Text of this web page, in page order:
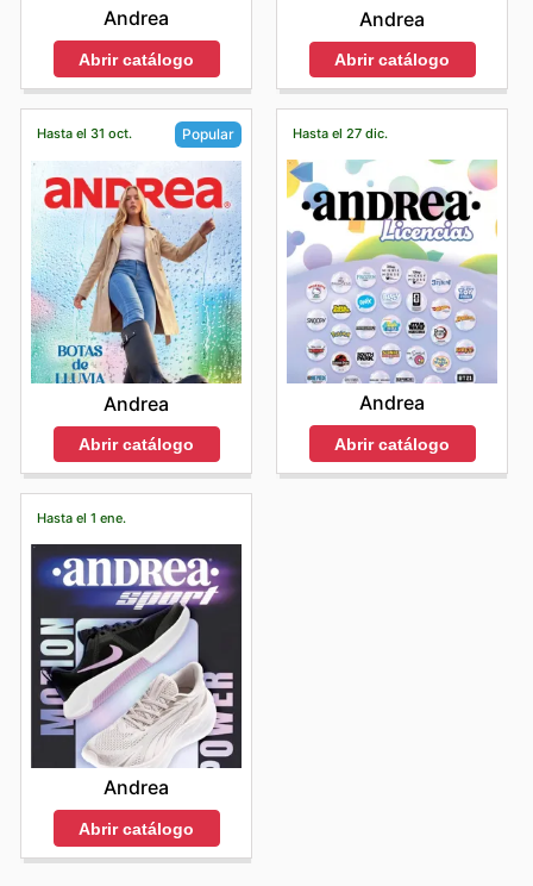
Andrea
Abrir catálogo
Andrea
Abrir catálogo
Hasta el 31 oct. Popular
Andrea
Abrir catálogo
Hasta el 27 dic.
Andrea
Abrir catálogo
Hasta el 1 ene.
Andrea
Abrir catálogo